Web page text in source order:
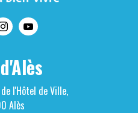
l'Hôtel de Ville,
Alès